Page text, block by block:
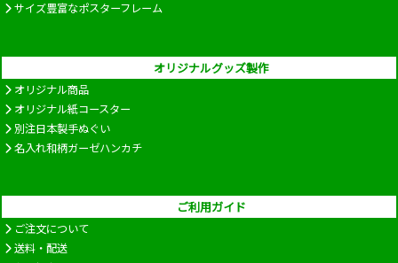
サイズ豊富なポスターフレーム
オリジナルグッズ製作
オリジナル商品
オリジナル紙コースター
別注日本製手ぬぐい
名入れ和柄ガーゼハンカチ
ご利用ガイド
ご注文について
送料・配送